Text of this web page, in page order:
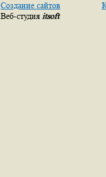
Создание сайтов
Веб-студия itsoft